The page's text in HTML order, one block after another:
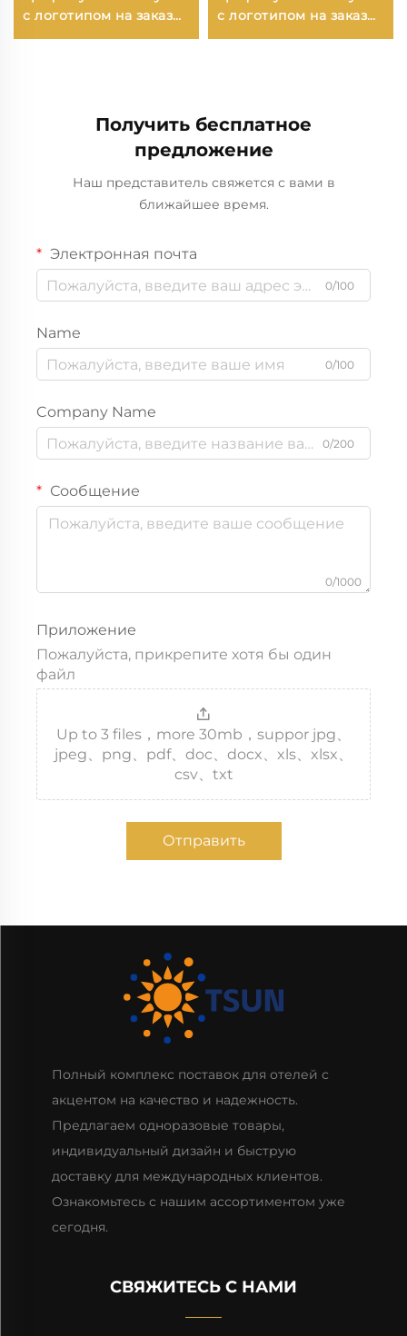
с логотипом на заказ
для упаковки
нанесения принта
с логотипом на заказ
для упаковки
Получить бесплатное
предложение
Наш представитель свяжется с вами в
ближайшее время.
Электронная почта
0/100
Name
0/100
Company Name
0/200
Сообщение
0/1000
Приложение
Пожалуйста, прикрепите хотя бы один
файл
Up to 3 files，more 30mb，suppor jpg、
jpeg、png、pdf、doc、docx、xls、xlsx、
csv、txt
Отправить
Полный комплекс поставок для отелей с
акцентом на качество и надежность.
Предлагаем одноразовые товары,
индивидуальный дизайн и быструю
доставку для международных клиентов.
Ознакомьтесь с нашим ассортиментом уже
сегодня.
СВЯЖИТЕСЬ С НАМИ